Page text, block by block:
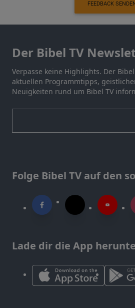
FEEDBACK
Der Bibel TV
Verpasse keine Highlights. Der
aktuellen Programmtipps,
Neuigkeiten rund um Bibel TV
Folge Bibel TV auf den
Lade dir die App